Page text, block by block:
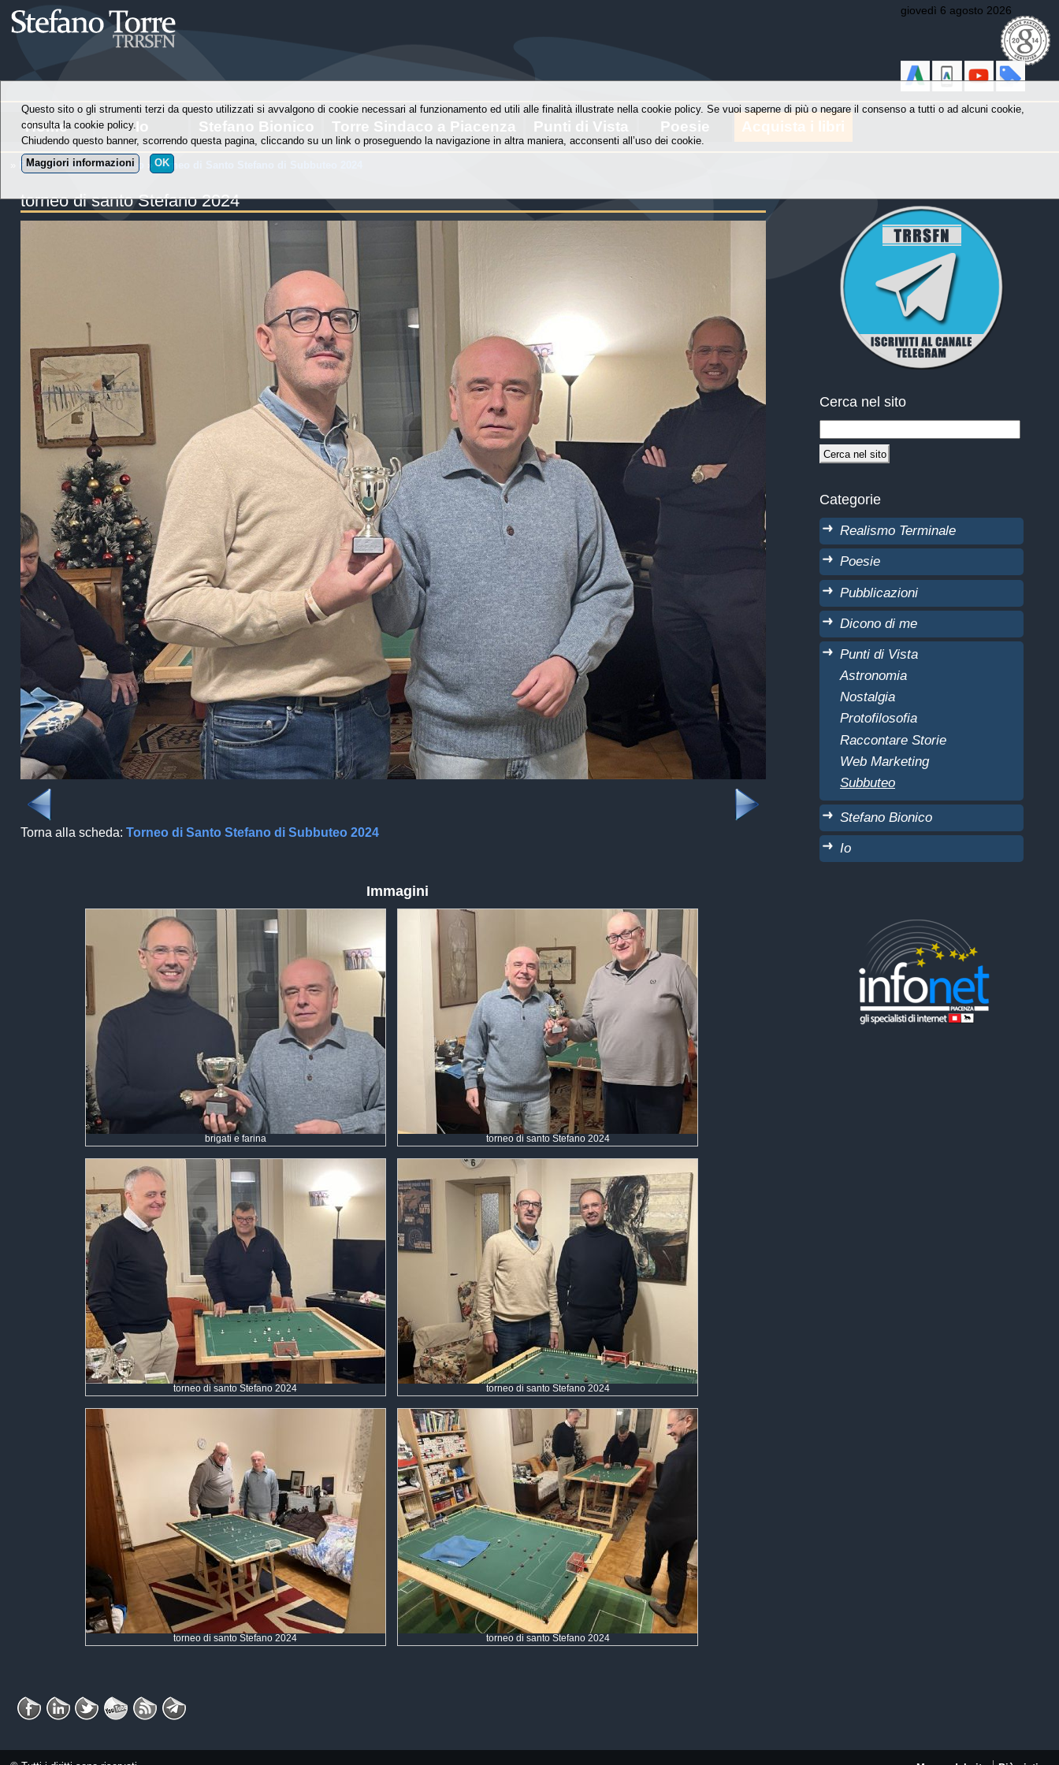
giovedì 6 agosto 2026
Home Io Stefano Bionico Torre Sindaco a Piacenza Punti di Vista Poesie Acquista i libri
Punti di Vista »Subbuteo »Torneo di Santo Stefano di Subbuteo 2024
torneo di santo Stefano 2024
Torna alla scheda: Torneo di Santo Stefano di Subbuteo 2024
Immagini
brigati e farina torneo di santo Stefano 2024
torneo di santo Stefano 2024 torneo di santo Stefano 2024
torneo di santo Stefano 2024 torneo di santo Stefano 2024
Cerca nel sito
Categorie
Realismo Terminale
Poesie
Pubblicazioni
Dicono di me
Punti di Vista
Astronomia
Nostalgia
Protofilosofia
Raccontare Storie
Web Marketing
Subbuteo
Stefano Bionico
Io
Questo sito o gli strumenti terzi da questo utilizzati si avvalgono di cookie necessari al funzionamento ed utili alle finalità illustrate nella cookie policy. Se vuoi saperne di più o negare il consenso a tutti o ad alcuni cookie,
consulta la cookie policy.
Chiudendo questo banner, scorrendo questa pagina, cliccando su un link o proseguendo la navigazione in altra maniera, acconsenti all’uso dei cookie.
Maggiori informazioni
OK